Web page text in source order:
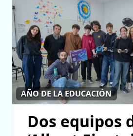
AÑO DE LA EDUCACIÓN
Dos equipos